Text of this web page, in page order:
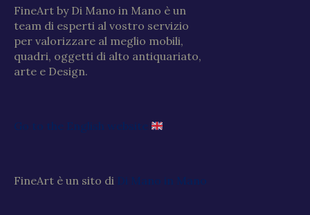
FineArt by Di Mano in Mano è un
team di esperti al vostro servizio
per valorizzare al meglio mobili,
quadri, oggetti di alto antiquariato,
arte e Design.
Go to the English website
FineArt è un sito di Di Mano in Mano